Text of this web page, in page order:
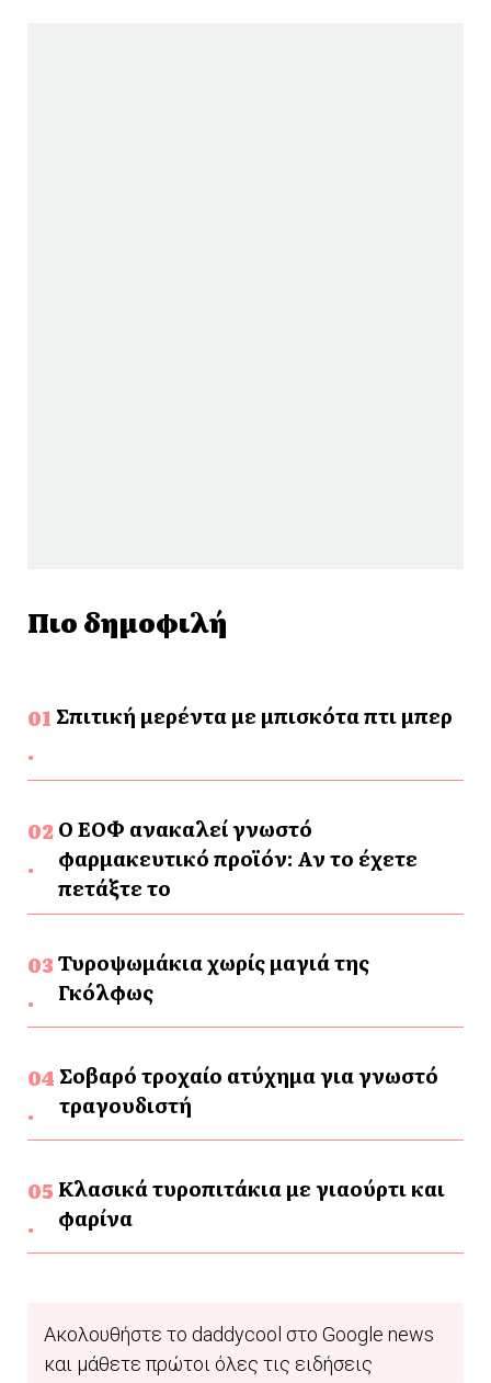
Πιο δημοφιλή
Σπιτική μερέντα με μπισκότα πτι μπερ
Ο ΕΟΦ ανακαλεί γνωστό
φαρμακευτικό προϊόν: Αν το έχετε
πετάξτε το
Τυροψωμάκια χωρίς μαγιά της
Γκόλφως
Σοβαρό τροχαίο ατύχημα για γνωστό
τραγουδιστή
Κλασικά τυροπιτάκια με γιαούρτι και
φαρίνα
Ακολουθήστε το daddycool στο Google news
και μάθετε πρώτοι όλες τις ειδήσεις